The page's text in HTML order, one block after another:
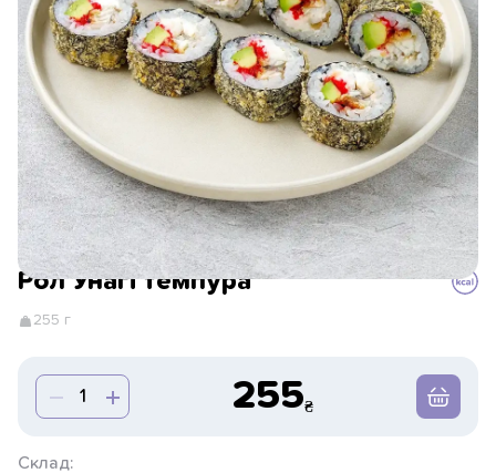
Рол Унагі темпура
255 г
255
Склад: